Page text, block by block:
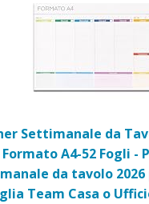
Settimanale da
A4-52 Fogli -
da tavolo 2026
Team Casa o